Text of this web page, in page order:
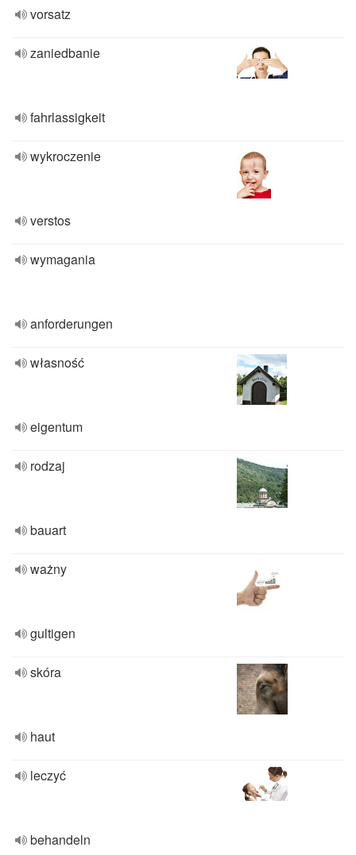
vorsatz
zaniedbanie
fahrlassigkeit
wykroczenie
verstos
wymagania
anforderungen
własność
eigentum
rodzaj
bauart
ważny
gultigen
skóra
haut
leczyć
behandeln